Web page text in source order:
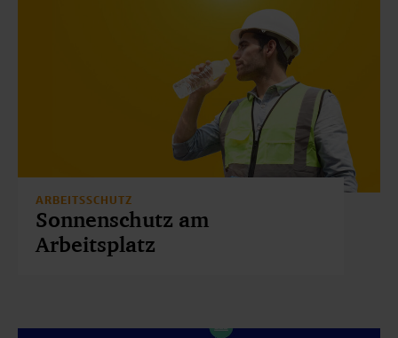
ARBEITSSCHUTZ
Sonnenschutz am
Arbeitsplatz